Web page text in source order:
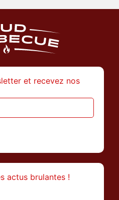
et recevez nos
actus brulantes !